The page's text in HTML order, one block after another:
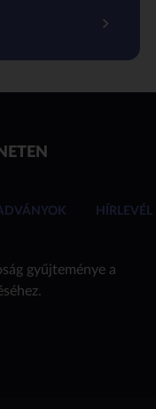
HÍRLEVÉL
gyűjteménye a